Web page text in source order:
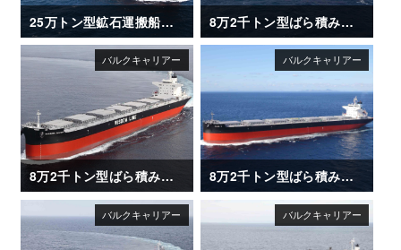
25万トン型鉱石運搬船「CAPE HAYATOMO」 8万2千トン型ばら積み運搬船「XING HUAN HAI」
8万2千トン型ばら積み運搬船「SAKIZAYA JUSTICE」 8万2千トン型ばら積み運搬船「OLGA V」